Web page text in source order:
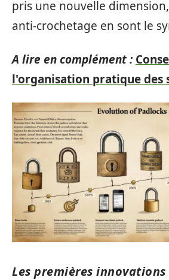
pris une nouvelle
anti-crochetage en sont le
A lire en complément :
l'organisation pratique des
Les premières innovations